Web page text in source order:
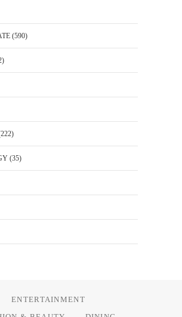
(590)
(35)
ENTERTAINMENT